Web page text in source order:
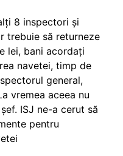
8 inspectori și
trebuie să returneze
lei, bani acordați
navetei, timp de
general,
vremea aceea nu
ISJ ne-a cerut să
pentru